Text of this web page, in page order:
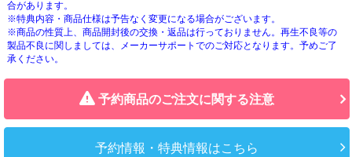
合があります。
※特典内容・商品仕様は予告なく変更になる場合がございます。
※商品の性質上、商品開封後の交換・返品は行っておりません。再生不良等の
製品不良に関しましては、メーカーサポートでのご対応となります。予めご了
承ください。
予約商品のご注文に関する注意
予約情報・特典情報はこちら